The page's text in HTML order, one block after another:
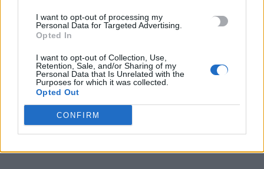
I want to opt-out of processing my
Personal Data for Targeted Advertising.
Opted In
I want to opt-out of Collection, Use,
Retention, Sale, and/or Sharing of my
Personal Data that Is Unrelated with the
Purposes for which it was collected.
Opted Out
CONFIRM
8 Αυγούστου, 2026
χαμόγελο
8 Αυγούστου, 2026
καρχαρία